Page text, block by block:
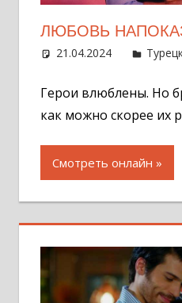
ЛЮБОВЬ
21.04.2024
Герои влюблены. Но
как можно скорее их
Смотреть онлайн